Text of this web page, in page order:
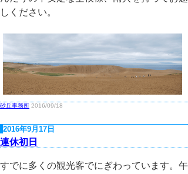
しください。
砂丘事務所 2016/09/18
2016年9月17日
連休初日
すでに多くの観光客でにぎわっています。午